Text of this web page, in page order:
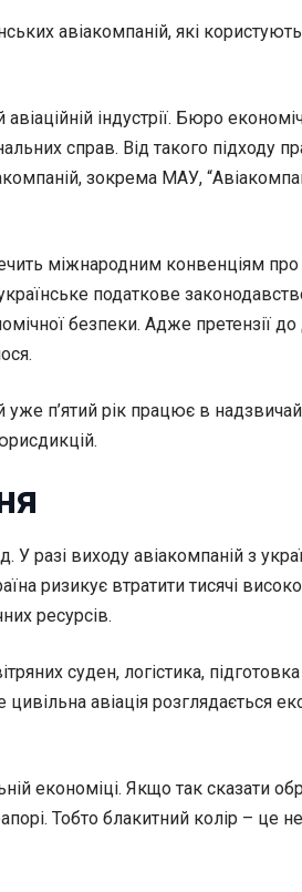
авіакомпаній, які
індустрії. Бюро
справ. Від такого підходу
зокрема МАУ,
міжнародним конвенціям
податкове
безпеки. Адже претензії до
п’ятий рік працює в
разі виходу авіакомпаній з
ризикує втратити тисячі
ресурсів.
суден, логістика, підготовка
авіація розглядається
економіці. Якщо так сказати
Тобто блакитний колір – це